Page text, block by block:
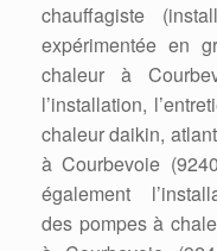
chauffagiste
expérimentée en
chaleur à
l’installation,
chaleur daikin,
à Courbevoie
également
des pompes à